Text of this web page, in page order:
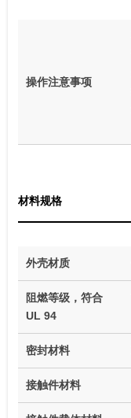
操作注意事项
材料规格
外壳材质
阻燃等级，符合
UL 94
密封材料
接触件材料